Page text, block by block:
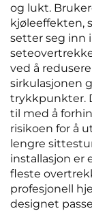
og lukt.
kjøleeffekten,
setter seg inn
ved å
sirkulasjonen
trykkpunkter.
til med å
risikoen for å
lengre
installasjon er
fleste
profesjonell
designet